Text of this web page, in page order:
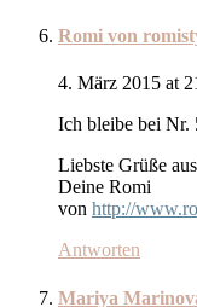
Romi von
4. März 2015 at
Ich bleibe bei Nr.
Liebste Grüße
Deine Romi
von http://
Antworten
Mariya